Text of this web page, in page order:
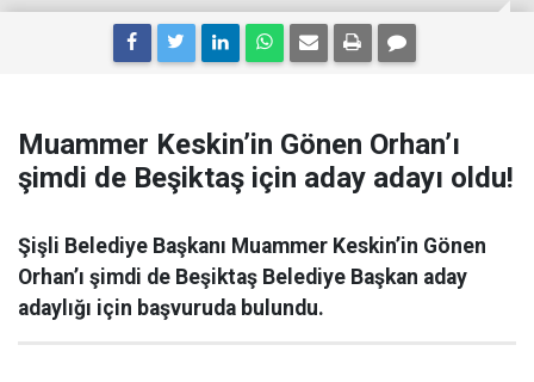
Muammer Keskin’in Gönen Orhan’ı
şimdi de Beşiktaş için aday adayı oldu!
Şişli Belediye Başkanı Muammer Keskin’in Gönen
Orhan’ı şimdi de Beşiktaş Belediye Başkan aday
adaylığı için başvuruda bulundu.